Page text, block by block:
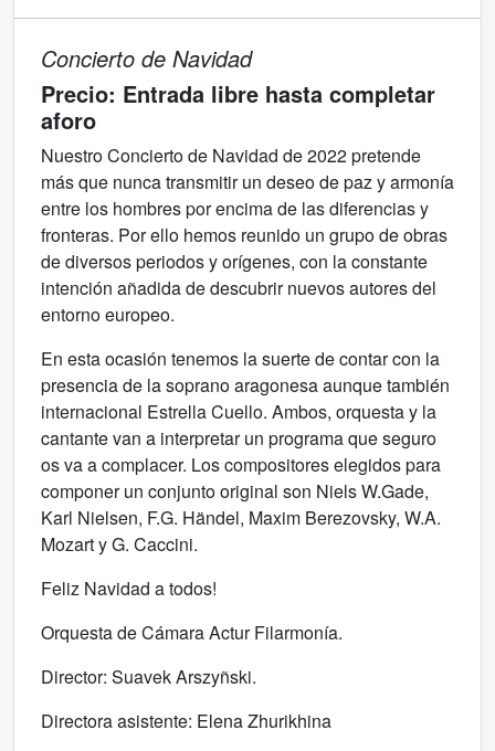
Concierto de Navidad
Precio: Entrada libre hasta completar
aforo
Nuestro Concierto de Navidad de 2022 pretende
más que nunca transmitir un deseo de paz y armonía
entre los hombres por encima de las diferencias y
fronteras. Por ello hemos reunido un grupo de obras
de diversos periodos y orígenes, con la constante
intención añadida de descubrir nuevos autores del
entorno europeo.
En esta ocasión tenemos la suerte de contar con la
presencia de la soprano aragonesa aunque también
internacional Estrella Cuello. Ambos, orquesta y la
cantante van a interpretar un programa que seguro
os va a complacer. Los compositores elegidos para
componer un conjunto original son Niels W.Gade,
Karl Nielsen, F.G. Händel, Maxim Berezovsky, W.A.
Mozart y G. Caccini.
Feliz Navidad a todos!
Orquesta de Cámara Actur Filarmonía.
Director: Suavek Arszyñski.
Directora asistente: Elena Zhurikhina